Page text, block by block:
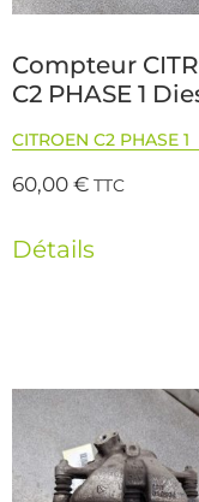
Compteur
C2 PHASE 1
CITROEN C2 PHASE 1
60,00€ TTC
Détails